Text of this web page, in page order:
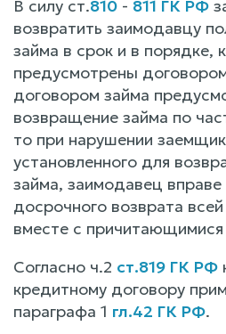
В силу ст.810 - 811 ГК РФ
возвратить заимодавцу
займа в срок и в порядке,
предусмотрены
договором займа
возвращение займа по
то при нарушении
установленного для
займа, заимодавец вправе
досрочного возврата
вместе с
Согласно ч.2 ст.819 ГК РФ
кредитному договору
параграфа 1 гл.42 ГК РФ.